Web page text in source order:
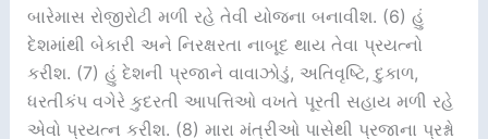
બારેમાસ રોજીરોટી મળી રહે તેવી યોજના બનાવીશ. (6) હું
દેશમાંથી બેકારી અને નિરક્ષરતા નાબૂદ થાય તેવા પ્રયત્નો
કરીશ. (7) હું દેશની પ્રજાને વાવાઝોડું, અતિવૃષ્ટિ, દુકાળ,
ધરતીકંપ વગેરે કુદરતી આપત્તિઓ વખતે પૂરતી સહાય મળી રહે
એવો પ્રયત્ન કરીશ. (8) મારા મંત્રીઓ પાસેથી પ્રજાના પ્રશ્નો